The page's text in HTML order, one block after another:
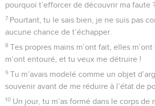
pourquoi t’efforcer de découvrir ma faute
7 Pourtant, tu le sais bien, je ne suis pas
aucune chance de t’échapper.
8 Tes propres mains m’ont fait, elles
m’ont entouré, et tu veux me détruire !
9 Tu m’avais modelé comme un objet
souvenir avant de me réduire à l’état de
10 Un jour, tu m’as formé dans le corps de